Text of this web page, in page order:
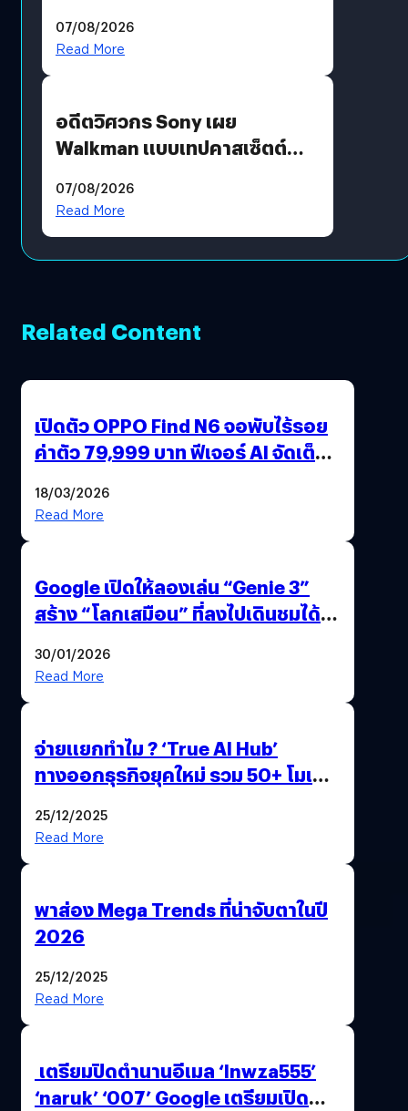
07/08/2026
Read More
อดีตวิศวกร Sony เผย
Walkman แบบเทปคาสเซ็ตต์
07/08/2026
Read More
Related Content
เปิดตัว OPPO Find N6 จอพับไร้รอย
ค่าตัว 79,999 บาท ฟีเจอร์ AI จัดเต็ม
18/03/2026
Read More
Google เปิดให้ลองเล่น “Genie 3”
สร้าง “โลกเสมือน” ที่ลงไปเดินชมได้
30/01/2026
Read More
จ่ายแยกทำไม ? ‘True AI Hub’
ทางออกธุรกิจยุคใหม่ รวม 50+ โมเดล
25/12/2025
Read More
พาส่อง Mega Trends ที่น่าจับตาในปี
2026
25/12/2025
Read More
เตรียมปิดตำนานอีเมล ‘lnwza555’
‘naruk’ ‘007’ Google เตรียมเปิด